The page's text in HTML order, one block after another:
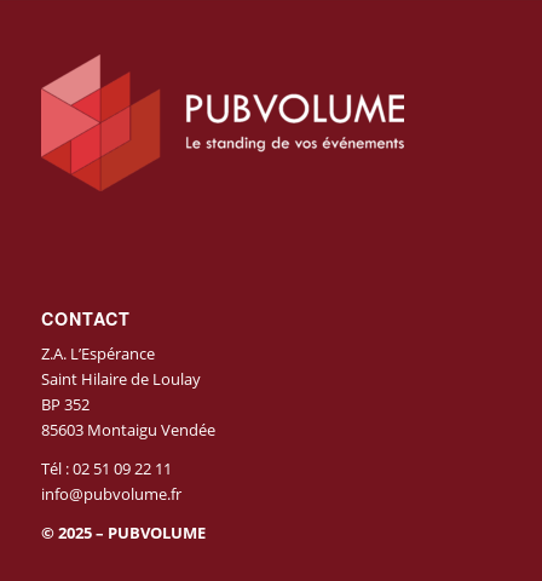
CONTACT
Z.A. L’Espérance
Saint Hilaire de Loulay
BP 352
85603 Montaigu Vendée
Tél :02 51 09 22 11
info@pubvolume.fr
© 2025 – PUBVOLUME